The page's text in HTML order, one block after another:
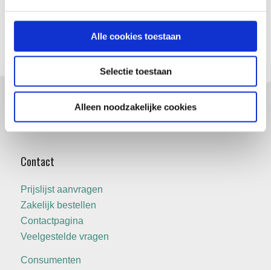
Alle cookies toestaan
Selectie toestaan
Alleen noodzakelijke cookies
Contact
Prijslijst aanvragen
Zakelijk bestellen
Contactpagina
Veelgestelde vragen
Consumenten